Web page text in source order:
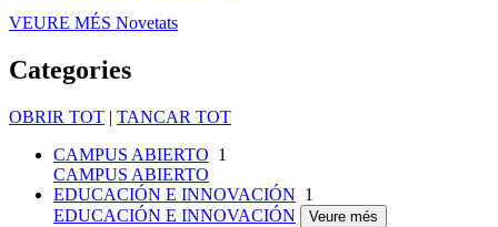
VEURE MÉS Novetats
Categories
OBRIR TOT | TANCAR TOT
CAMPUS ABIERTO 1
CAMPUS ABIERTO
EDUCACIÓN E INNOVACIÓN 1
EDUCACIÓN E INNOVACIÓN
Veure més